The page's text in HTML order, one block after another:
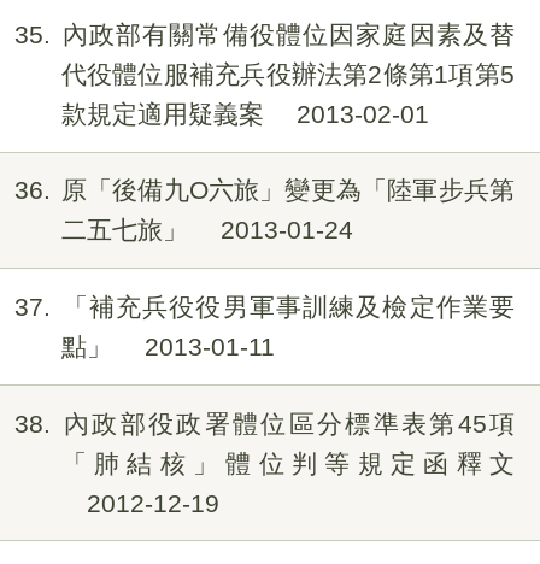
35
內政部有關常備役體位因家庭因素及替
代役體位服補充兵役辦法第2條第1項第5
款規定適用疑義案
2013-02-01
36
原「後備九O六旅」變更為「陸軍步兵第
二五七旅」
2013-01-24
37
「補充兵役役男軍事訓練及檢定作業要
點」
2013-01-11
38
內政部役政署體位區分標準表第45項
「肺結核」體位判等規定函釋文
2012-12-19